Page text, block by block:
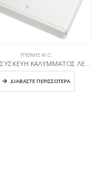
ΥΓΙΕΙΝΉΣ W.C.
ΔΙΑΒΆΣΤΕ ΠΕΡΙΣΣΌΤΕΡΑ